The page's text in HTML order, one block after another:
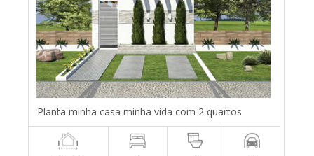
Planta minha casa minha vida com 2 quartos